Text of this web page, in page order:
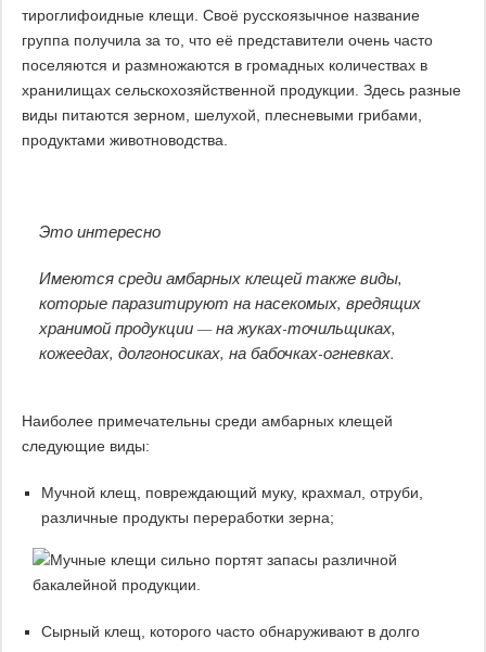
тироглифоидные клещи. Своё русскоязычное название
группа получила за то, что её представители очень часто
поселяются и размножаются в громадных количествах в
хранилищах сельскохозяйственной продукции. Здесь разные
виды питаются зерном, шелухой, плесневыми грибами,
продуктами животноводства.
Это интересно
Имеются среди амбарных клещей также виды,
которые паразитируют на насекомых, вредящих
хранимой продукции — на жуках-точильщиках,
кожеедах, долгоносиках, на бабочках-огневках.
Наиболее примечательны среди амбарных клещей
следующие виды:
Мучной клещ, повреждающий муку, крахмал, отруби,
различные продукты переработки зерна;
Сырный клещ, которого часто обнаруживают в долго